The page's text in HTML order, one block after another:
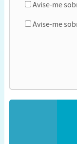
Avise-me
Avise-me